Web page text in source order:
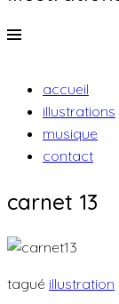
Menu
aller
contenu
principal
accueil
illustrations
musique
contact
carnet 13
tagué illustration